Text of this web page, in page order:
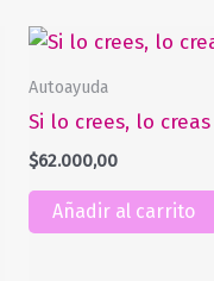
Autoayuda
Si lo crees, lo creas
$62.000,00
Añadir al carrito